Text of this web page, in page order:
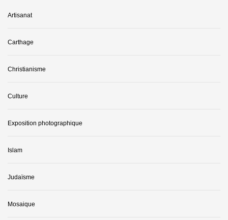
Artisanat
Carthage
Christianisme
Culture
Exposition photographique
Islam
Judaïsme
Mosaique